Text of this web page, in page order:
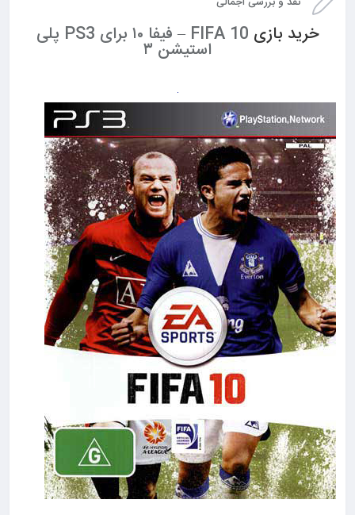
خرید بازی FIFA 10 – فیفا ۱۰ برای PS3 پلی
استیشن ۳